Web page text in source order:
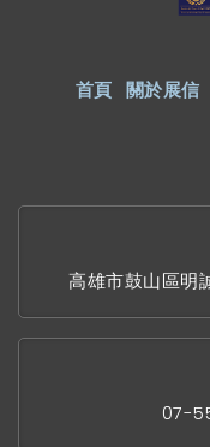
首頁 關於展信
高雄市鼓山區明
07-